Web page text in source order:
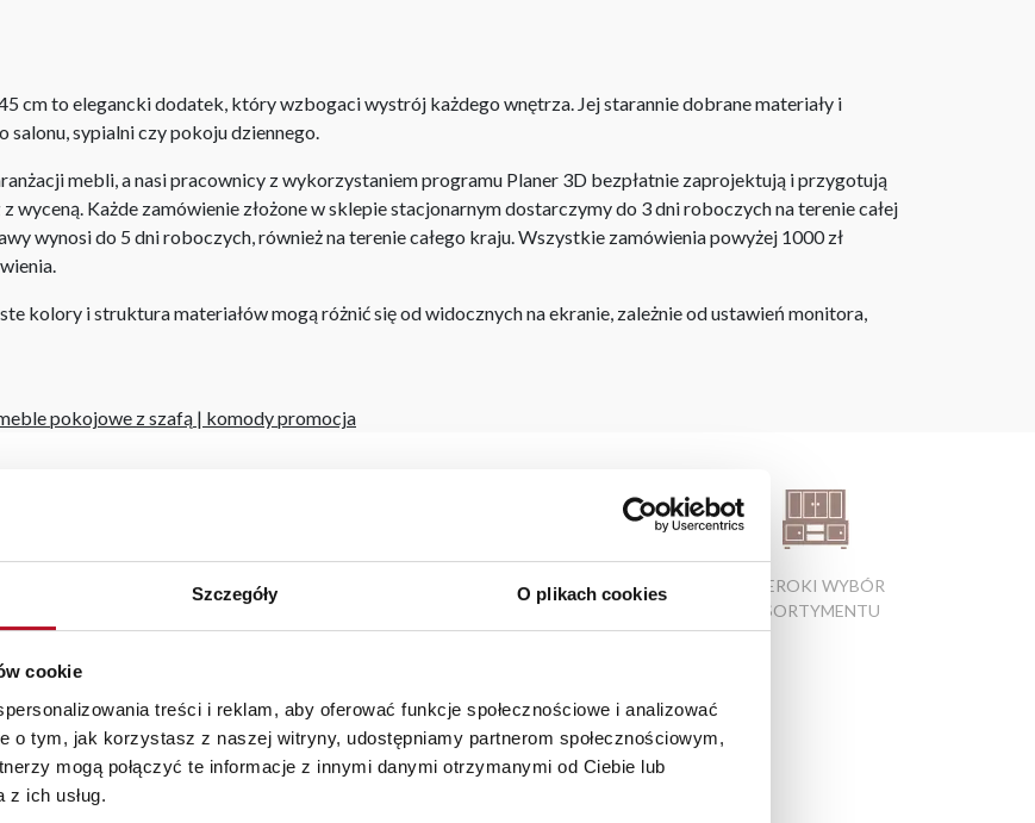
Szczegóły O plikach cookies
cookie
treści i reklam, aby oferować funkcje społecznościowe i analizować
o tym, jak korzystasz z naszej witryny, udostępniamy partnerom społecznościowym,
mogą połączyć te informacje z innymi danymi otrzymanymi od Ciebie lub
ich usług.
cm to elegancki dodatek, który wzbogaci wystrój każdego wnętrza. Jej starannie dobrane materiały i
salonu, sypialni czy pokoju dziennego.
mebli, a nasi pracownicy z wykorzystaniem programu Planer 3D bezpłatnie zaprojektują i przygotują
Każde zamówienie złożone w sklepie stacjonarnym dostarczymy do 3 dni roboczych na terenie całej
wynosi do 5 dni roboczych, również na terenie całego kraju. Wszystkie zamówienia powyżej 1000 zł
kolory i struktura materiałów mogą różnić się od widocznych na ekranie, zależnie od ustawień monitora,
pokojowe z szafą | komody promocja
BEZPIECZNE ZAKUPY
ATRAKCYJNE CENY
SZEROKI WYBÓR
ASORTYMENTU
Produkty podobne